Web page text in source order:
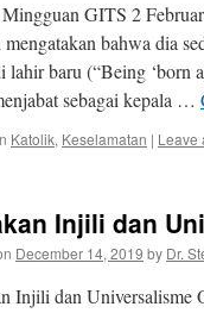
GITS 2
mengatakan bahwa dia
lahir baru (“Being ‘born
sebagai kepala …
Katolik, Keselamatan | Leave
Injili dan
December 14, 2019 by Dr.
Injili dan Universalisme